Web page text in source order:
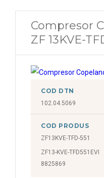
Compresor
ZF 13KVE-
COD DTN
102.04.5069
COD PRODUS
ZF13KVE-TFD-551
ZF13-KVE-TFD551EVI
8825869